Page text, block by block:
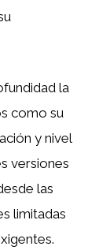
la
como su
y nivel
versiones
las
limitadas